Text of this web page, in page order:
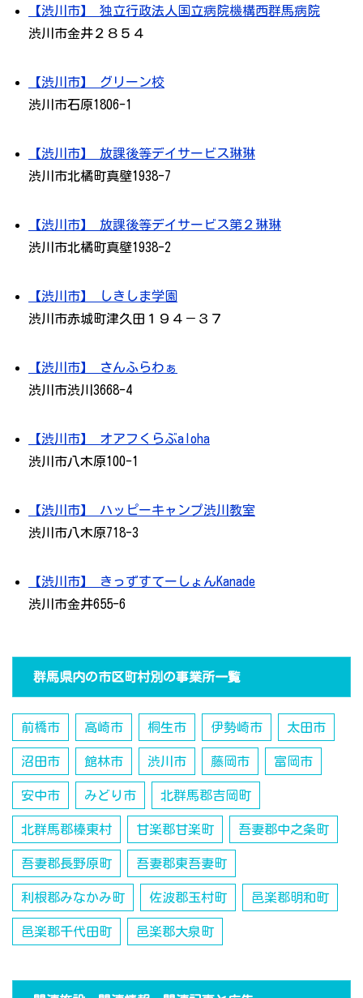
【渋川市】 独立行政法人国立病院機構西群馬病院
渋川市金井２８５４
【渋川市】 グリーン校
渋川市石原1806-1
【渋川市】 放課後等デイサービス琳琳
渋川市北橘町真壁1938-7
【渋川市】 放課後等デイサービス第２琳琳
渋川市北橘町真壁1938-2
【渋川市】 しきしま学園
渋川市赤城町津久田１９４－３７
【渋川市】 さんふらわぁ
渋川市渋川3668-4
【渋川市】 オアフくらぶaloha
渋川市八木原100-1
【渋川市】 ハッピーキャンプ渋川教室
渋川市八木原718-3
【渋川市】 きっずすてーしょんKanade
渋川市金井655-6
群馬県内の市区町村別の事業所一覧
前橋市 高崎市 桐生市 伊勢崎市 太田市
沼田市 館林市 渋川市 藤岡市 富岡市
安中市 みどり市 北群馬郡吉岡町
北群馬郡榛東村 甘楽郡甘楽町 吾妻郡中之条町
吾妻郡長野原町 吾妻郡東吾妻町
利根郡みなかみ町 佐波郡玉村町 邑楽郡明和町
邑楽郡千代田町 邑楽郡大泉町